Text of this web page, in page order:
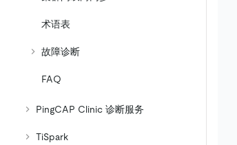
术语表
故障诊断
FAQ
PingCAP Clinic 诊断服务
TiSpark